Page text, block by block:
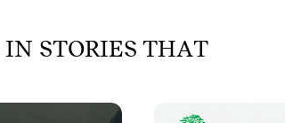
IN STORIES THAT